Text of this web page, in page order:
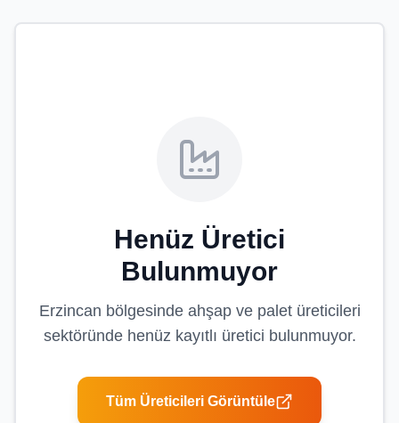
Henüz Üretici
Bulunmuyor
Erzincan bölgesinde ahşap ve palet üreticileri
sektöründe henüz kayıtlı üretici bulunmuyor.
Tüm Üreticileri Görüntüle